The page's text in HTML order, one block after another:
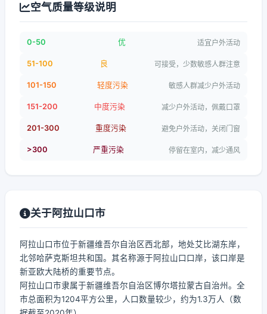
空气质量等级说明
0-50 优 适宜户外活动
51-100 良 可接受，少数敏感人群注意
101-150 轻度污染 敏感人群减少户外活动
151-200 中度污染 减少户外活动，佩戴口罩
201-300 重度污染 避免户外活动，关闭门窗
>300 严重污染 停留在室内，减少通风
关于阿拉山口市
阿拉山口市位于新疆维吾尔自治区西北部，地处艾比湖东岸，
北邻哈萨克斯坦共和国。其名称源于阿拉山口口岸，该口岸是
新亚欧大陆桥的重要节点。
阿拉山口市隶属于新疆维吾尔自治区博尔塔拉蒙古自治州。全
市总面积为1204平方公里，人口数量较少，约为1.3万人（数